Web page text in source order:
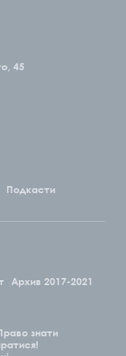
45
Подкасти
Архив 2017-2021
знати